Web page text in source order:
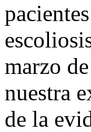
marzo
nuestra
de la